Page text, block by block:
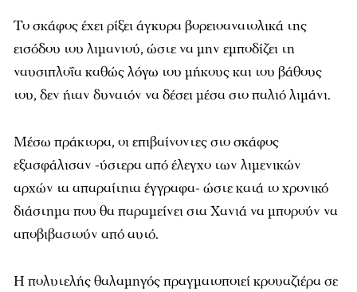
Το σκάφος έχει ρίξει άγκυρα βορειοανατολικά της
εισόδου του λιμανιού, ώστε να μην εμποδίζει τη
ναυσιπλοΐα καθώς λόγω του μήκους και του βάθους
του, δεν ήταν δυνατόν να δέσει μέσα στο παλιό λιμάνι.
Μέσω πράκτορα, οι επιβαίνοντες στο σκάφος
εξασφάλισαν -ύστερα από έλεγχο των λιμενικών
αρχών τα απαραίτητα έγγραφα- ώστε κατά το χρονικό
διάστημα που θα παραμείνει στα Χανιά να μπορούν να
αποβιβαστούν από αυτό.
Η πολυτελής θαλαμηγός πραγματοποιεί κρουαζιέρα σε